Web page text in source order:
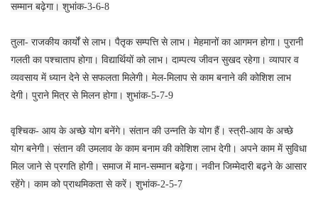
सम्मान बढ़ेगा। शुभांक-3-6-8
तुला- राजकीय कार्यों से लाभ। पैतृक सम्पत्ति से लाभ। मेहमानों का आगमन होगा। पुरानी
गलती का पश्चाताप होगा। विद्यार्थियों को लाभ। दाम्पत्य जीवन सुखद रहेगा। व्यापार व
व्यवसाय में ध्यान देने से सफलता मिलेगी। मेल-मिलाप से काम बनाने की कोशिश लाभ
देगी। पुराने मित्र से मिलन होगा। शुभांक-5-7-9
वृश्चिक- आय के अच्छे योग बनेंगे। संतान की उन्नति के योग हैं। स्त्री-आय के अच्छे
योग बनेगी। संतान की उमलाव के काम बनाम की कोशिश लाभ देगी। अपने काम में सुविधा
मिल जाने से प्रगति होगी। समाज में मान-सम्मान बढ़ेगा। नवीन जिम्मेदारी बढ़ने के आसार
रहेंगे। काम को प्राथमिकता से करें। शुभांक-2-5-7